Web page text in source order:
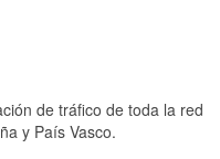
de tráfico de toda la red
y País Vasco.